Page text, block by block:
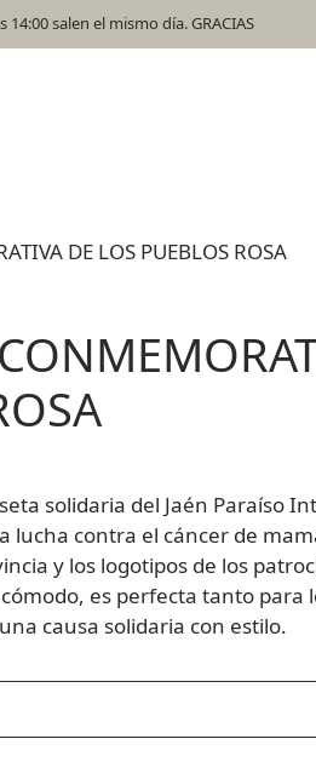
salen el mismo día. GRACIAS
DE LOS PUEBLOS ROSA
solidaria del Jaén Paraíso
lucha contra el cáncer de
y los logotipos de los
es perfecta tanto para
causa solidaria con estilo.